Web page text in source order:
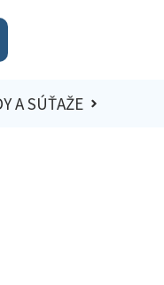
A SÚŤAŽE